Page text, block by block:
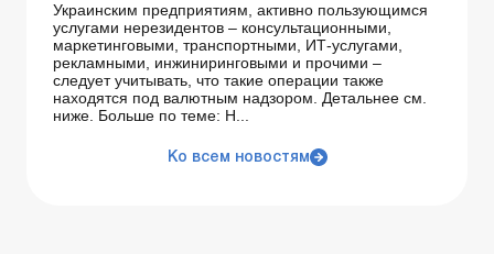
Украинским предприятиям, активно пользующимся
услугами нерезидентов – консультационными,
маркетинговыми, транспортными, ИТ-услугами,
рекламными, инжиниринговыми и прочими –
следует учитывать, что такие операции также
находятся под валютным надзором. Детальнее см.
ниже. Больше по теме: Н...
Ко всем новостям